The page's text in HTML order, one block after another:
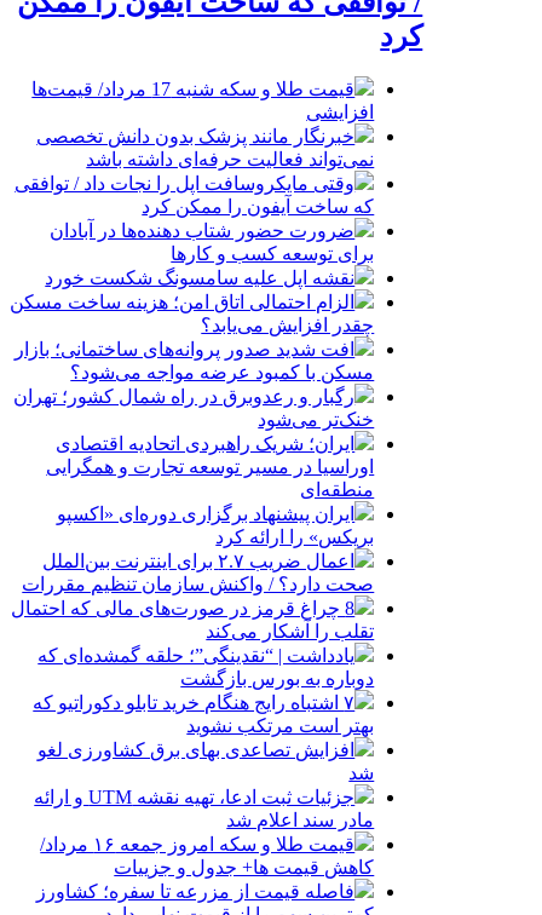
کرد
قیمت طلا و سکه شنبه 17 مرداد/ قیمت‌ها
افزایشی
خبرنگار مانند پزشک بدون دانش تخصصی
نمی‌تواند فعالیت حرفه‌ای داشته باشد
وقتی مایکروسافت اپل را نجات داد / توافقی
که ساخت آیفون را ممکن کرد
ضرورت حضور شتاب ‌دهنده‌ها در آبادان
برای توسعه کسب‌ و کارها
نقشه اپل علیه سامسونگ شکست خورد
الزام احتمالی اتاق امن؛ هزینه ساخت مسکن
چقدر افزایش می‌یابد؟
افت شدید صدور پروانه‌های ساختمانی؛ بازار
مسکن با کمبود عرضه مواجه می‌شود؟
رگبار و رعدوبرق در راه شمال کشور؛ تهران
خنک‌تر می‌شود
ایران؛ شریک راهبردی اتحادیه اقتصادی
اوراسیا در مسیر توسعه تجارت و همگرایی
منطقه‌ای
ایران پیشنهاد برگزاری دوره‌ای «اکسپو
بریکس» را ارائه کرد
اعمال ضریب ۲.۷ برای اینترنت بین‌الملل
صحت دارد؟ / واکنش سازمان تنظیم مقررات
8 چراغ قرمز در صورت‌های مالی که احتمال
تقلب را آشکار می‌کند
یادداشت | “نقدینگی”؛ حلقه گمشده‌ای که
دوباره به بورس بازگشت
۷ اشتباه رایج هنگام خرید تابلو دکوراتیو که
بهتر است مرتکب نشوید
افزایش تصاعدی بهای برق کشاورزی لغو
شد
جزئیات ثبت ادعا، تهیه نقشه UTM و ارائه
مادر سند اعلام شد
قیمت طلا و سکه امروز جمعه ۱۶ مرداد/
کاهش قیمت ها+ جدول و جزییات
فاصله قیمت از مزرعه تا سفره؛ کشاورز